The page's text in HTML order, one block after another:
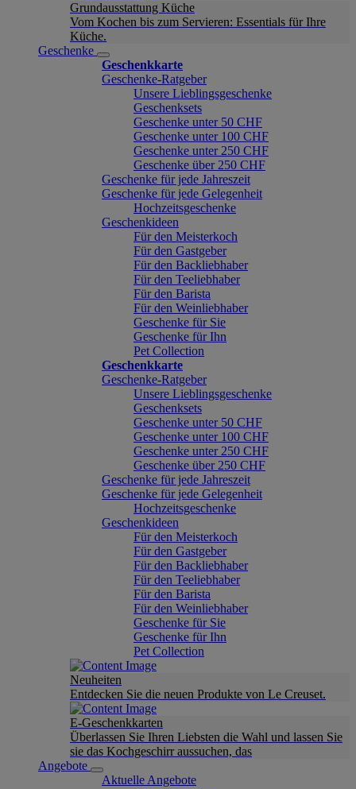
Grundausstattung Küche
Vom Kochen bis zum Servieren: Essentials für Ihre
Küche.
Geschenke
Geschenkkarte
Geschenke-Ratgeber
Unsere Lieblingsgeschenke
Geschenksets
Geschenke unter 50 CHF
Geschenke unter 100 CHF
Geschenke unter 250 CHF
Geschenke über 250 CHF
Geschenke für jede Jahreszeit
Geschenke für jede Gelegenheit
Hochzeitsgeschenke
Geschenkideen
Für den Meisterkoch
Für den Gastgeber
Für den Backliebhaber
Für den Teeliebhaber
Für den Barista
Für den Weinliebhaber
Geschenke für Sie
Geschenke für Ihn
Pet Collection
Geschenkkarte
Geschenke-Ratgeber
Unsere Lieblingsgeschenke
Geschenksets
Geschenke unter 50 CHF
Geschenke unter 100 CHF
Geschenke unter 250 CHF
Geschenke über 250 CHF
Geschenke für jede Jahreszeit
Geschenke für jede Gelegenheit
Hochzeitsgeschenke
Geschenkideen
Für den Meisterkoch
Für den Gastgeber
Für den Backliebhaber
Für den Teeliebhaber
Für den Barista
Für den Weinliebhaber
Geschenke für Sie
Geschenke für Ihn
Pet Collection
Neuheiten
Entdecken Sie die neuen Produkte von Le Creuset.
E-Geschenkkarten
Überlassen Sie Ihren Liebsten die Wahl und lassen Sie
sie das Kochgeschirr aussuchen, das
Angebote
Aktuelle Angebote